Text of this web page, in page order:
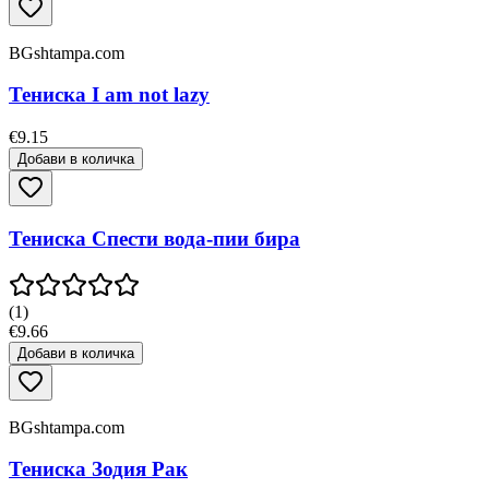
BGshtampa.com
Тениска I am not lazy
€9.15
Добави в количка
Тениска Спести вода-пии бира
(1)
€9.66
Добави в количка
BGshtampa.com
Тениска Зодия Рак